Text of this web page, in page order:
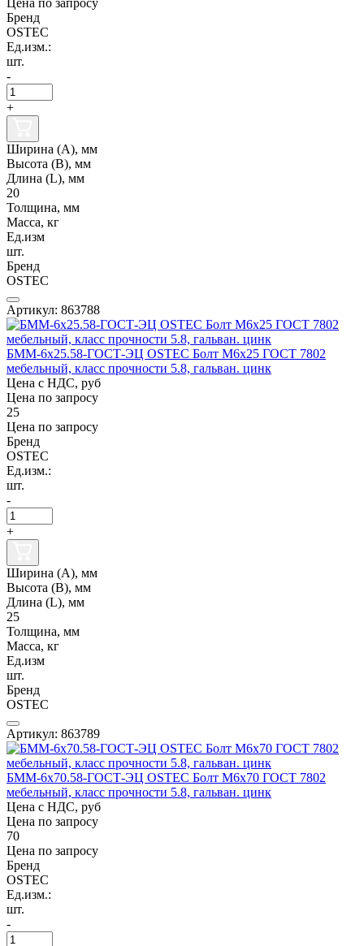
Бренд
OSTEC
Ед.изм.:
шт.
-
+
Ширина (А), мм
Высота (В), мм
Длина (L), мм
20
Толщина, мм
Масса, кг
Ед.изм
шт.
Бренд
OSTEC
Артикул: 863788
БММ-6х25.58-ГОСТ-ЭЦ OSTEC Болт М6х25 ГОСТ 7802
мебельный, класс прочности 5.8, гальван. цинк
Цена с НДС, руб
Цена по запросу
25
Цена по запросу
Бренд
OSTEC
Ед.изм.:
шт.
-
+
Ширина (А), мм
Высота (В), мм
Длина (L), мм
25
Толщина, мм
Масса, кг
Ед.изм
шт.
Бренд
OSTEC
Артикул: 863789
БММ-6х70.58-ГОСТ-ЭЦ OSTEC Болт М6х70 ГОСТ 7802
мебельный, класс прочности 5.8, гальван. цинк
Цена с НДС, руб
Цена по запросу
70
Цена по запросу
Бренд
OSTEC
Ед.изм.:
шт.
-